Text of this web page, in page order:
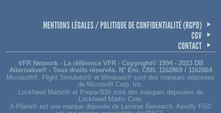
MENTIONS LÉGALES / POLITIQUE DE CONFIDENTIALITÉ (RGPD)
CGV
CONTACT
VFR Network - La référence VFR - Copyright© 1994 - 2023 DB
Alternative® - Tous droits réservés. N° Enr. CNIL 1162869 / 1162864
Microsoft®, Flight Simulator® et Windows® sont des marques déposées
de Microsoft Corp. Inc.
Lockheed Martin® et Prepar3D® sont des marques déposées de
Lockheed Martin Corp.
X-Plane® est une marque déposée de Laminar Research. Aerofly FS©